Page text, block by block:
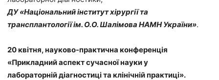
ДУ «Національний інститут хірургії та
трансплантології ім. О.О. Шалімова НАМН України».
20 квітня, науково-практична конференція
«Прикладний аспект сучасної науки у
лабораторній діагностиці та клінічній практиці».